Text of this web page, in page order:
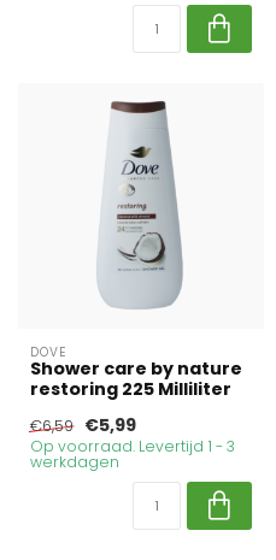
DOVE
Shower care by nature
restoring 225 Milliliter
€6,59 €5,99
Op voorraad. Levertijd 1 - 3
werkdagen